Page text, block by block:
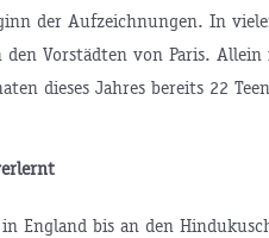
der Aufzeichnungen. In
Vorstädten von Paris.
dieses Jahres bereits 22
England bis an den